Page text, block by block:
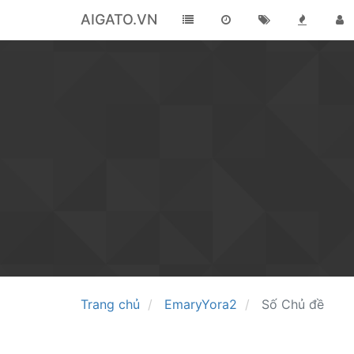
AIGATO.VN
Trang chủ EmaryYora2 Số Chủ đề